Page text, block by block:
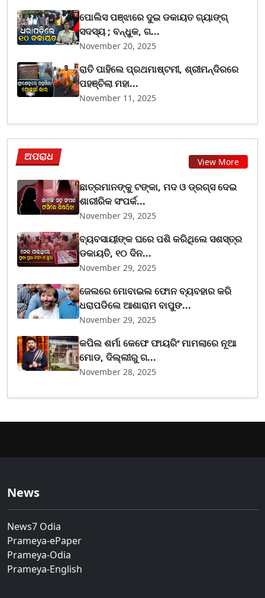
ପୋଲିସ ପଞ୍ଝାରେ ଦୁଇ ଡକାୟତ ଗ୍ୟାଙ୍ଗ୍
ସଦସ୍ୟ ; ବନ୍ଧୁକ, ଗ...
November 20, 2025
ରାତି ପାହିଲେ ପ୍ରଥମାଷ୍ଟମୀ, ଶ୍ରୀମନ୍ଦିରରେ
ପହଞ୍ଚିଲା ମହା...
November 11, 2025
ଅପରାଧ View More
ଛାତ୍ରମାନଙ୍କୁ ଟଙ୍କା, ମଦ ଓ ଡ୍ରଗ୍ସ ଦେଇ
ଶାରୀରିକ ସଂପର୍କ...
November 29, 2025
ବ୍ୟବସାୟୀଙ୍କ ଘରେ ପଶି କରିଥିଲେ ସଶସ୍ତ୍ର
ଡକାୟତି, ୧୦ ଦିନ...
November 29, 2025
ଜେଲରେ ମୋବାଇଲ ଫୋନ ବ୍ୟବହାର କରି
ଧରାପଡିଲେ ଆଶାରାମ ବାପୁଙ...
November 29, 2025
କପିଲ ଶର୍ମା କେଫେ ଫାୟରିଂ ମାମଲାରେ ନୂଆ
ମୋଡ, ଦିଲ୍ଲୀରୁ ଗ...
November 28, 2025
News
News7 Odia
Prameya-ePaper
Prameya-Odia
Prameya-English